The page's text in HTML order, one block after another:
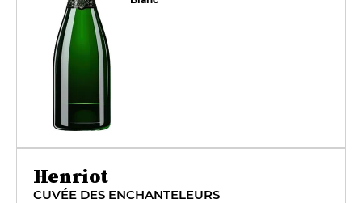
Henriot
CUVÉE DES ENCHANTELEURS